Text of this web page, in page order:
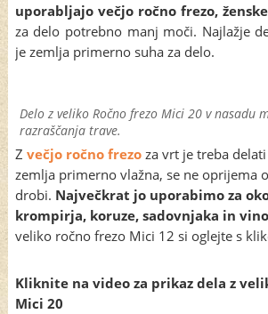
uporabljajo večjo ročno frezo,
za delo potrebno manj moči. Najlažje
je zemlja primerno suha za delo.
Delo z veliko Ročno frezo Mici 20 v nasadu
razraščanja trave.
Z večjo ročno frezoza vrt je treba
zemlja primerno vlažna, se ne oprijema
drobi. Največkrat jo uporabimo za
krompirja, koruze, sadovnjaka in
veliko ročno frezo Mici 12 si oglejte s
Kliknite na video za prikaz dela z
Mici 20